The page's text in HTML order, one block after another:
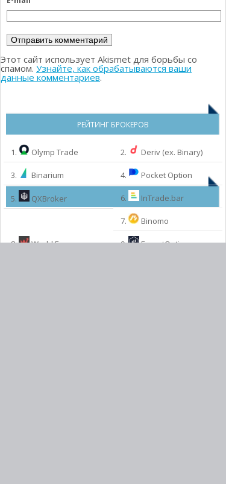
Этот сайт использует Akismet для борьбы со
спамом. Узнайте, как обрабатываются ваши
данные комментариев.
РЕЙТИНГ БРОКЕРОВ
1. Olymp Trade 2. Deriv (ex. Binary)
3. Binarium 4. Pocket Option
5. QXBroker 6. InTrade.bar
7. Binomo
8. World Forex 9. ExpertOption